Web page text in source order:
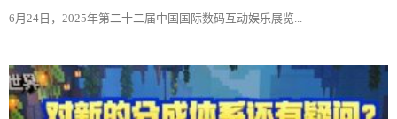
6月24日，2025年第二十二届中国国际数码互动娱乐展览...